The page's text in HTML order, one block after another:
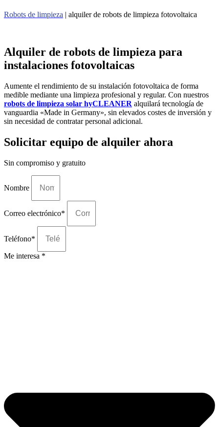
Robots de limpieza | alquiler de robots de limpieza fotovoltaica
Alquiler de robots de limpieza para
instalaciones fotovoltaicas
Aumente el rendimiento de su instalación fotovoltaica de forma
medible mediante una limpieza profesional y regular. Con nuestros
robots de limpieza solar hyCLEANER alquilará tecnología de
vanguardia «Made in Germany», sin elevados costes de inversión y
sin necesidad de contratar personal adicional.
Solicitar equipo de alquiler ahora
Sin compromiso y gratuito
Nombre
Correo electrónico*
Teléfono*
Me interesa *